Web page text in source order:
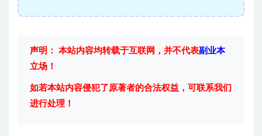
声明： 本站内容均转载于互联网，并不代表副业本
立场！
如若本站内容侵犯了原著者的合法权益，可联系我们
进行处理！